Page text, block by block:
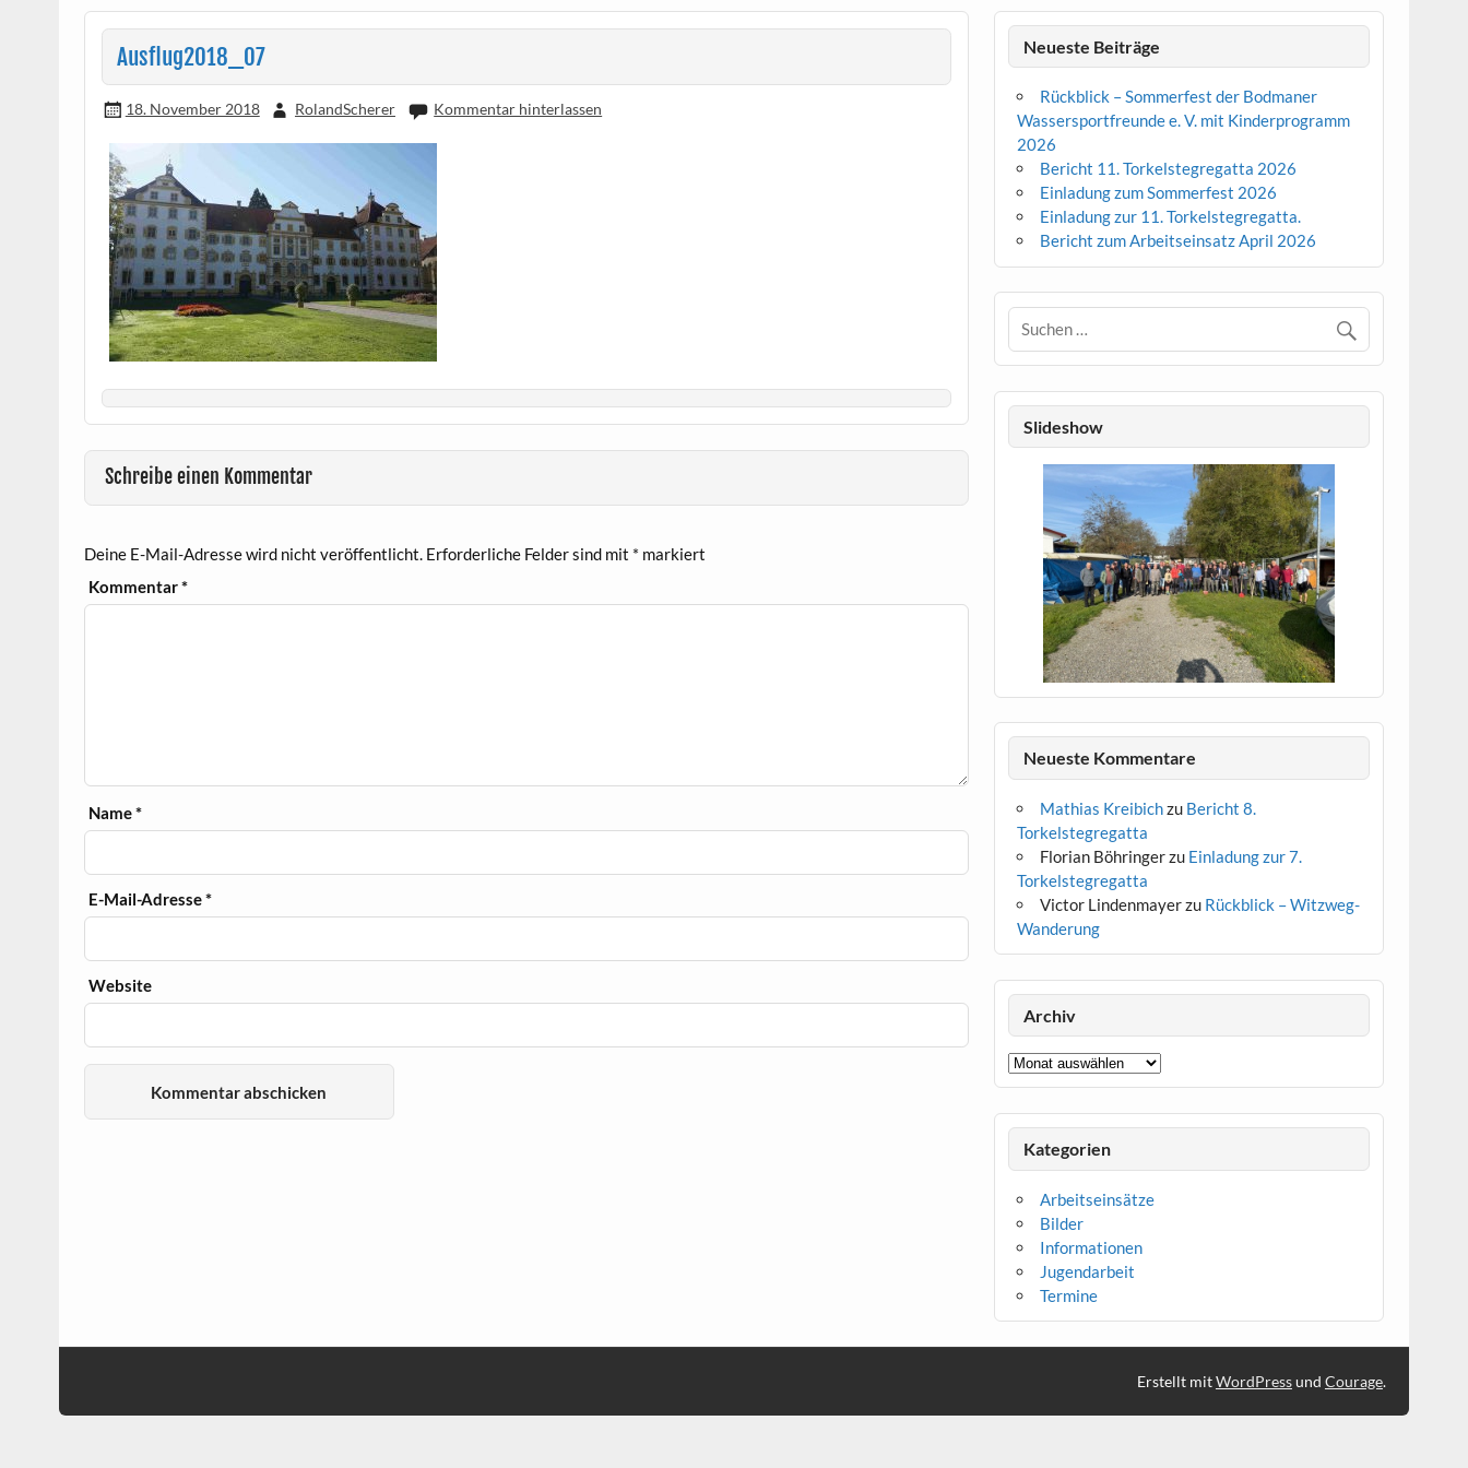
Ausflug2018_07
18. November 2018 RolandScherer Kommentar hinterlassen
Schreibe einen Kommentar
Deine E-Mail-Adresse wird nicht veröffentlicht. Erforderliche Felder sind mit * markiert
Kommentar*
Name*
E-Mail-Adresse*
Website
Neueste Beiträge
Rückblick – Sommerfest der Bodmaner
Wassersportfreunde e. V. mit Kinderprogramm
2026
Bericht 11. Torkelstegregatta 2026
Einladung zum Sommerfest 2026
Einladung zur 11. Torkelstegregatta.
Bericht zum Arbeitseinsatz April 2026
Slideshow
1
2
3
4
5
6
7
8
9
10
11
12
13
14
15
16
17
18
19
20
21
24
26
27
22
23
24
Neueste Kommentare
Mathias Kreibichzu Bericht 8.
Torkelstegregatta
Florian Böhringerzu Einladung zur 7.
Torkelstegregatta
Victor Lindenmayerzu Rückblick – Witzweg-
Wanderung
Archiv
Archiv
Kategorien
Arbeitseinsätze
Bilder
Informationen
Jugendarbeit
Termine
Erstellt mitWordPressund Courage.